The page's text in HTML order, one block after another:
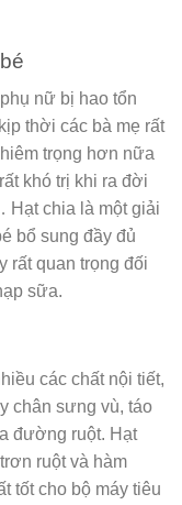
nữ bị hao tổn
thời các bà mẹ rất
trọng hơn nữa
khó trị khi ra đời
Hạt chia là một giải
bổ sung đầy đủ
rất quan trọng đối
sữa.
các chất nội tiết,
chân sưng vù, táo
đường ruột. Hạt
ruột và hàm
tốt cho bộ máy tiêu